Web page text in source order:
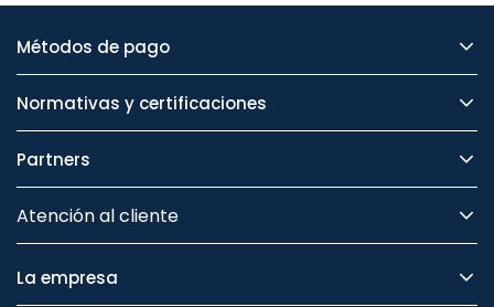
Métodos de pago
Normativas y certificaciones
Partners
Atención al cliente
La empresa